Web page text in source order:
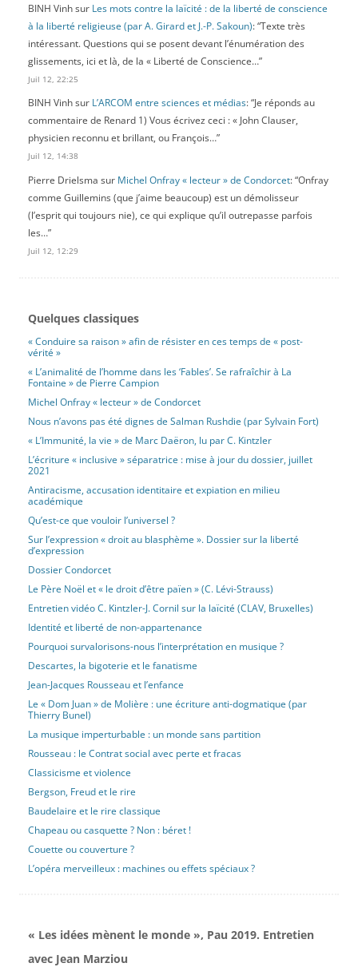
BINH Vinhsur Les mots contre la laïcité : de la liberté de conscience
à la liberté religieuse (par A. Girard et J.-P. Sakoun): “Texte très
intéressant. Questions qui se posent devant l’énumération des
glissements, ici et là, de la « Liberté de Conscience…”
Juil 12, 22:25
BINH Vinhsur L’ARCOM entre sciences et médias: “Je réponds au
commentaire de Renard 1) Vous écrivez ceci : « John Clauser,
physicien reconnu et brillant, ou François…”
Juil 12, 14:38
Pierre Drielsma sur Michel Onfray « lecteur » de Condorcet: “Onfray
comme Guillemins (que j’aime beaucoup) est un démolisseur
(l’esprit qui toujours nie), ce qui explique qu’il outrepasse parfois
les…”
Juil 12, 12:29
Quelques classiques
« Conduire sa raison » afin de résister en ces temps de « post-
vérité »
« L’animalité de l’homme dans les ‘Fables’. Se rafraîchir à La
Fontaine » de Pierre Campion
Michel Onfray « lecteur » de Condorcet
Nous n’avons pas été dignes de Salman Rushdie (par Sylvain Fort)
« L’Immunité, la vie » de Marc Daëron, lu par C. Kintzler
L’écriture « inclusive » séparatrice : mise à jour du dossier, juillet
2021
Antiracisme, accusation identitaire et expiation en milieu
académique
Qu’est-ce que vouloir l’universel ?
Sur l’expression « droit au blasphème ». Dossier sur la liberté
d’expression
Dossier Condorcet
Le Père Noël et « le droit d’être païen » (C. Lévi-Strauss)
Entretien vidéo C. Kintzler-J. Cornil sur la laïcité (CLAV, Bruxelles)
Identité et liberté de non-appartenance
Pourquoi survalorisons-nous l’interprétation en musique ?
Descartes, la bigoterie et le fanatisme
Jean-Jacques Rousseau et l’enfance
Le « Dom Juan » de Molière : une écriture anti-dogmatique (par
Thierry Bunel)
La musique imperturbable : un monde sans partition
Rousseau : le Contrat social avec perte et fracas
Classicisme et violence
Bergson, Freud et le rire
Baudelaire et le rire classique
Chapeau ou casquette ? Non : béret !
Couette ou couverture ?
L’opéra merveilleux : machines ou effets spéciaux ?
« Les idées mènent le monde », Pau 2019. Entretien
avec Jean Marziou